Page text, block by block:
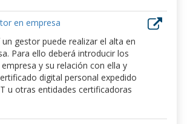
en empresa
un gestor puede realizar el alta en
Para ello deberá introducir los
y su relación con ella y
digital personal expedido
u otras entidades certificadoras